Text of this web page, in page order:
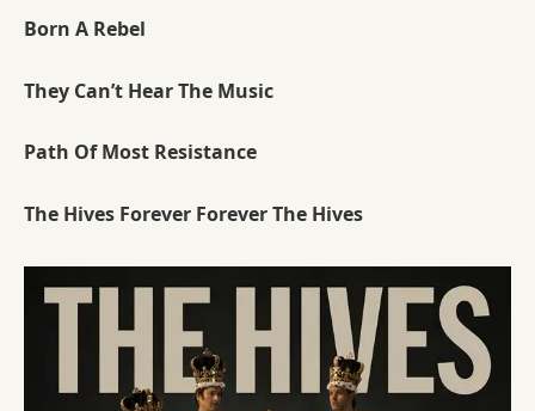
Born A Rebel
They Can’t Hear The Music
Path Of Most Resistance
The Hives Forever Forever The Hives